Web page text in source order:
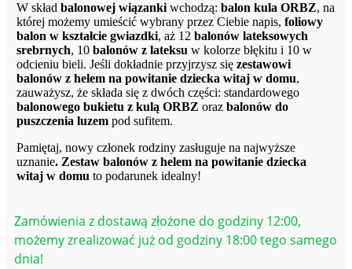
W skład balonowej wiązankiwchodzą: balon kula ORBZ, na
której możemy umieścić wybrany przez Ciebie napis, foliowy
balon w kształcie gwiazdki, aż 12 balonów lateksowych
srebrnych, 10 balonów z lateksu w kolorze błękitu i 10 w
odcieniu bieli. Jeśli dokładnie przyjrzysz się zestawowi
balonów z helem na powitanie dziecka witaj w domu,
zauważysz, że składa się z dwóch części: standardowego
balonowego bukietu z kulą ORBZ oraz balonów do
puszczenia luzempod sufitem.
Pamiętaj, nowy członek rodziny zasługuje na najwyższe
uznanie. Zestaw balonów z helem na powitanie dziecka
witaj w domu to podarunek idealny!
Zamówienia z dostawą złożone do godziny 12:00,
możemy zrealizować już od godziny 18:00 tego samego
dnia!